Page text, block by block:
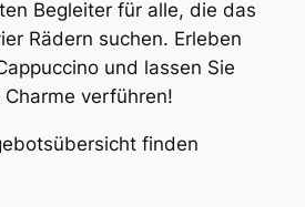
Begleiter für alle, die das
Rädern suchen. Erleben
und lassen Sie
verführen!
finden